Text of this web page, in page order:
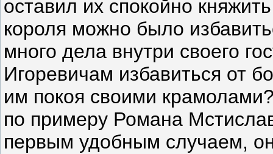
оставил их спокойно
короля можно было
много дела внутри своего
Игоревичам избавиться от
им покоя своими
по примеру Романа
первым удобным случаем,